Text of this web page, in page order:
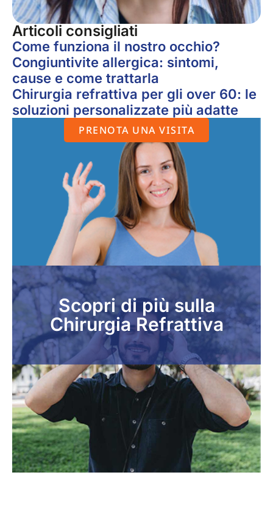
Articoli consigliati
Come funziona il nostro occhio?
Congiuntivite allergica: sintomi,
cause e come trattarla
Chirurgia refrattiva per gli over 60: le
soluzioni personalizzate più adatte
PRENOTA UNA VISITA
Scopri di più sulla
Chirurgia Refrattiva